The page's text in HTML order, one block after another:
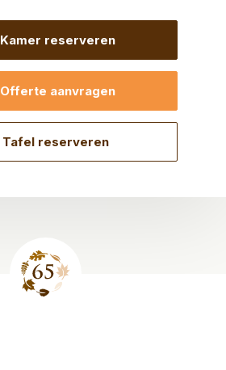
Kamer reserveren
Offerte aanvragen
Tafel reserveren